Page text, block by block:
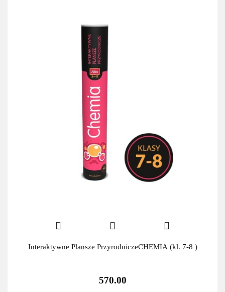
Interaktywne Plansze PrzyrodniczeCHEMIA (kl. 7-8 )
570.00